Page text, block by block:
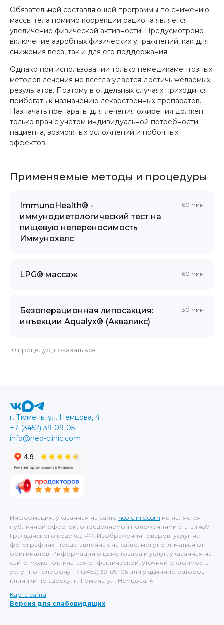
Обязательной составляющей программы по снижению
массы тела помимо коррекции рациона является
увеличение физической активности. Предусмотрено
включение аэробных физических упражнений, как для
снижения веса, так и для его поддержания.
Однако при использовании только немедикаментозных
методов лечения не всегда удается достичь желаемых
результатов. Поэтому в отдельных случаях приходится
прибегать к назначению лекарственных препаратов.
Назначать препараты для лечения ожирения должен
только врач с учетом индивидуальной потребности
пациента, возможных осложнений и побочных
эффектов.
Применяемые методы и процедуры
ImmunoHealth® -
иммунодиетологический тест на
пищевую непереносимость
Иммунохелс
60 мин
LPG® массаж 60 мин
Безоперационная липосакция:
инъекции Aqualyx® (Акваликс)
30 мин
10 процедур, показать все
Информация, указанная на сайте neo-clinic.com не является
публичной офертой, определяемой положениями статьи 437
Гражданского кодекса РФ. Изображения товаров, услуг на
фотографиях, представленных на сайте, могут отличаться от
оригиналов. Информация о цене товара и услуг, указанная на
сайте, может отличаться от фактической, уточняйте стоимость
услуг по телефону +7 (3452) 39-09-05 или у администраторов
клиники по адресу: г. Тюмень, ул. Немцова, 4
Карта сайта
Версия для слабовидящих
г. Тюмень, ул. Немцова, 4
+7 (3452) 39-09-05
info@neo-clinic.com